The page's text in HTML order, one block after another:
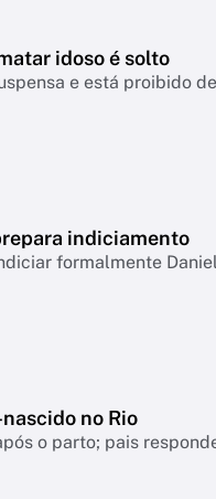
idoso é solto
e está proibido
indiciamento
formalmente
no Rio
o parto; pais